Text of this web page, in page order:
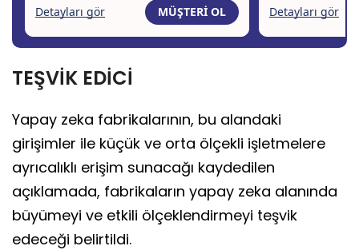
TEŞVİK EDİCİ
Yapay zeka fabrikalarının, bu alandaki
girişimler ile küçük ve orta ölçekli işletmelere
ayrıcalıklı erişim sunacağı kaydedilen
açıklamada, fabrikaların yapay zeka alanında
büyümeyi ve etkili ölçeklendirmeyi teşvik
edeceği belirtildi.